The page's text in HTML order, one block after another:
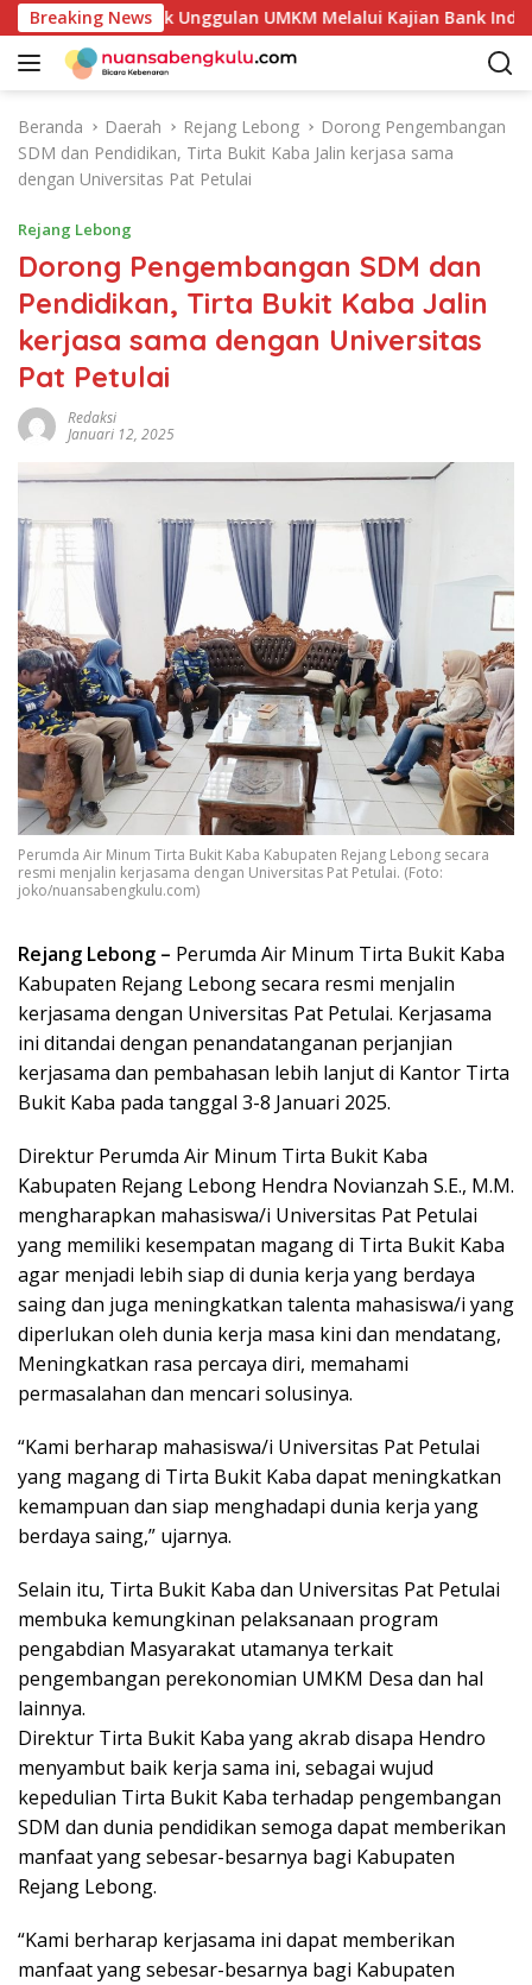
a
Breaking News
Potensi Produk Unggulan UMKM Melalui Kajian Bank
Beranda Daerah Rejang Lebong
Dorong Pengembangan
SDM dan Pendidikan, Tirta Bukit Kaba Jalin kerjasa sama
dengan Universitas Pat Petulai
Rejang Lebong
Dorong Pengembangan SDM dan
Pendidikan, Tirta Bukit Kaba Jalin
kerjasa sama dengan Universitas
Pat Petulai
Redaksi
Januari 12, 2025
Perumda Air Minum Tirta Bukit Kaba Kabupaten Rejang Lebong secara
resmi menjalin kerjasama dengan Universitas Pat Petulai. (Foto:
joko/nuansabengkulu.com)
Rejang Lebong – Perumda Air Minum Tirta Bukit Kaba
Kabupaten Rejang Lebong secara resmi menjalin
kerjasama dengan Universitas Pat Petulai. Kerjasama
ini ditandai dengan penandatanganan perjanjian
kerjasama dan pembahasan lebih lanjut di Kantor Tirta
Bukit Kaba pada tanggal 3-8 Januari 2025.
Direktur Perumda Air Minum Tirta Bukit Kaba
Kabupaten Rejang Lebong Hendra Novianzah S.E., M.M.
mengharapkan mahasiswa/i Universitas Pat Petulai
yang memiliki kesempatan magang di Tirta Bukit Kaba
agar menjadi lebih siap di dunia kerja yang berdaya
saing dan juga meningkatkan talenta mahasiswa/i yang
diperlukan oleh dunia kerja masa kini dan mendatang,
Meningkatkan rasa percaya diri, memahami
permasalahan dan mencari solusinya.
“Kami berharap mahasiswa/i Universitas Pat Petulai
yang magang di Tirta Bukit Kaba dapat meningkatkan
kemampuan dan siap menghadapi dunia kerja yang
berdaya saing,” ujarnya.
Selain itu, Tirta Bukit Kaba dan Universitas Pat Petulai
membuka kemungkinan pelaksanaan program
pengabdian Masyarakat utamanya terkait
pengembangan perekonomian UMKM Desa dan hal
lainnya.
Direktur Tirta Bukit Kaba yang akrab disapa Hendro
menyambut baik kerja sama ini, sebagai wujud
kepedulian Tirta Bukit Kaba terhadap pengembangan
SDM dan dunia pendidikan semoga dapat memberikan
manfaat yang sebesar-besarnya bagi Kabupaten
Rejang Lebong.
“Kami berharap kerjasama ini dapat memberikan
manfaat yang sebesar-besarnya bagi Kabupaten